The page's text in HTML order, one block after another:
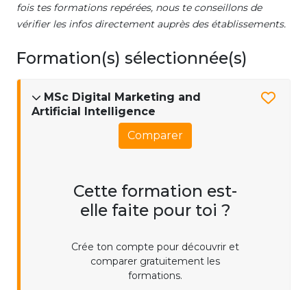
fois tes formations repérées, nous te conseillons de
vérifier les infos directement auprès des établissements.
Formation(s) sélectionnée(s)
MSc Digital Marketing and
Artificial Intelligence
Comparer
Cette formation est-
elle faite pour toi ?
Crée ton compte pour découvrir et
comparer gratuitement les
formations.